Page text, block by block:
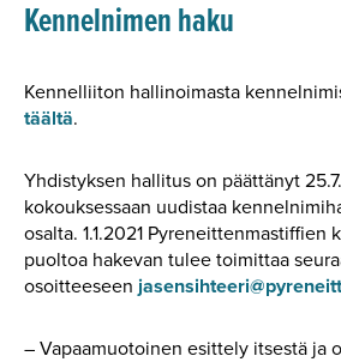
Kennelnimen haku
Kennelliiton hallinoimasta
täältä.
Yhdistyksen hallitus on päättänyt
kokouksessaan uudistaa
osalta. 1.1.2021 Pyreneittenmastiffien
puoltoa hakevan tulee toimittaa
osoitteeseen
– Vapaamuotoinen esittely itsestä ja